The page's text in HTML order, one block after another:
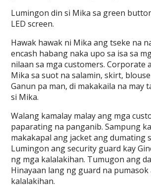
Lumingon din si Mika sa green
LED screen.
Hawak hawak ni Mika ang tseke na
encash habang naka upo sa isa sa
nilaan sa mga customers. Corporate
Mika sa suot na salamin, skirt,
Ganun pa man, di makakaila na may
si Mika.
Walang kamalay malay ang mga
paparating na panganib. Sampung
makakapal ang jacket ang dumating
Lumingon ang security guard kay
ng mga kalalakihan. Tumugon ang
Hinayaan lang ng guard na pumasok
kalalakihan.